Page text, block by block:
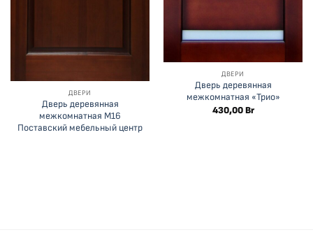
ДВЕРИ
Дверь деревянная
межкомнатная М16
Поставский мебельный центр
ДВЕРИ
Дверь деревянная
межкомнатная «Трио»
430,00Br